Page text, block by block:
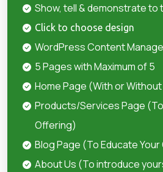
Show, tell & demonstrate to
Click to choose design
WordPress Content
5 Pages with Maximum of 5
Home Page (With or
Products/Services Page
Offering)
Blog Page (To Educate
About Us (To introduce